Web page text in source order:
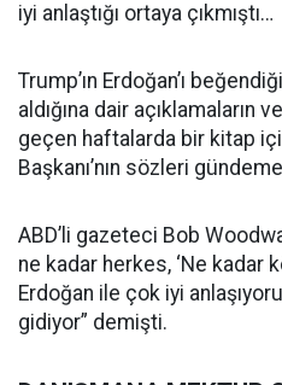
iyi anlaştığı ortaya çıkmıştı…
Trump’ın Erdoğan’ı
aldığına dair açıklamaların
geçen haftalarda bir kitap
Başkanı’nın sözleri
ABD’li gazeteci Bob
ne kadar herkes, ‘Ne kadar
Erdoğan ile çok iyi
gidiyor” demişti.